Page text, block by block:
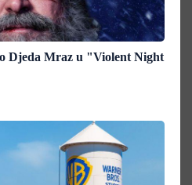
Djeda Mraz u "Violent Night